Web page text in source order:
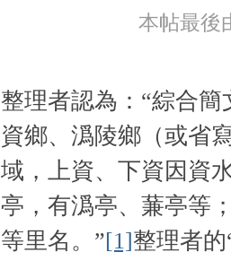
本帖最後
整理者認為：“綜合
資鄉、潙陵鄉（或省
域，上資、下資因資
亭，有潙亭、蒹亭等
等里名。”[1]整理者